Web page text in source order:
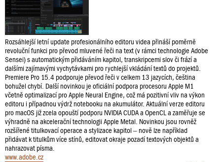
Rozsáhlejší letní update profesionálního editoru videa přináší poměrně
revoluční funkci pro převod mluvené řeči na text (v rámci technologie Adobe
Sensei) s automatickým přidáváním kapitol, transkripcemi slov či frází a
dalšími zajímavými vychytávkami pro rychlejší vkládání textů do projektů.
Premiere Pro 15.4 podporuje převod řeči v celkem 13 jazycích, čeština
bohužel chybí. Další novinkou je oficiální podpora procesoru Apple M1
včetně optimalizací pro Apple Neural Engine, což má pozitivní vliv na výkon
editoru i případnou výdrž notebooku na akumulátor. Aktuální verze editoru
pro macOS již zcela opouští podporu NVIDIA CUDA a OpenCL a zaměřuje se
výhradně na akcelerační technologii Apple Metal. Novinkou jsou rovněž
rozšířené titulkovací operace a stylizace kapitol – nově lze například
přidávat k titulkům více stínů, editovat okraje pozadí textových objektů a
nahrazovat písma.
www.adobe.cz